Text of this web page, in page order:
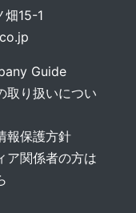
畑15-1
Guide
取り扱いについ
報保護方針
ア関係者の方は